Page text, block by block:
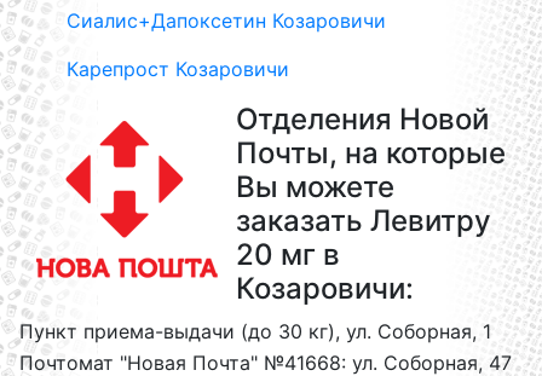
Сиалис+Дапоксетин Козаровичи
Карепрост Козаровичи
Отделения Новой
Почты, на которые
Вы можете
заказать Левитру
20 мг в
Козаровичи:
Пункт приема-выдачи (до 30 кг), ул. Соборная, 1
Почтомат "Новая Почта" №41668: ул. Соборная, 47